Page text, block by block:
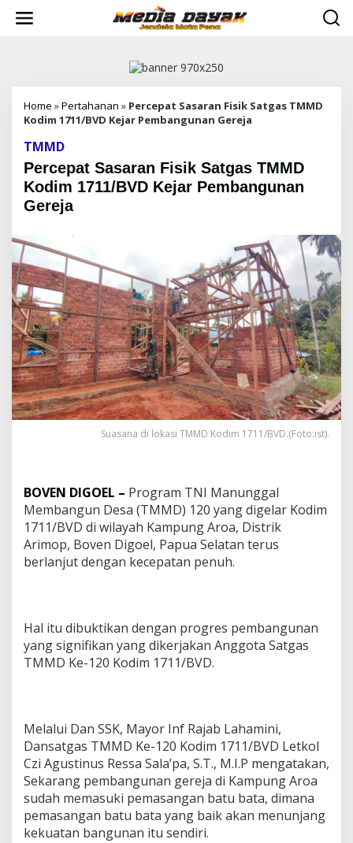
Home »Pertahanan » Percepat Sasaran Fisik Satgas TMMD
Kodim 1711/BVD Kejar Pembangunan Gereja
TMMD
Percepat Sasaran Fisik Satgas TMMD
Kodim 1711/BVD Kejar Pembangunan
Gereja
Suasana di lokasi TMMD Kodim 1711/BVD.(Foto:ist).
BOVEN DIGOEL – Program TNI Manunggal
Membangun Desa (TMMD) 120 yang digelar Kodim
1711/BVD di wilayah Kampung Aroa, Distrik
Arimop, Boven Digoel, Papua Selatan terus
berlanjut dengan kecepatan penuh.
Hal itu dibuktikan dengan progres pembangunan
yang signifikan yang dikerjakan Anggota Satgas
TMMD Ke-120 Kodim 1711/BVD.
Melalui Dan SSK, Mayor Inf Rajab Lahamini,
Dansatgas TMMD Ke-120 Kodim 1711/BVD Letkol
Czi Agustinus Ressa Sala’pa, S.T., M.I.P mengatakan,
Sekarang pembangunan gereja di Kampung Aroa
sudah memasuki pemasangan batu bata, dimana
pemasangan batu bata yang baik akan menunjang
kekuatan bangunan itu sendiri.